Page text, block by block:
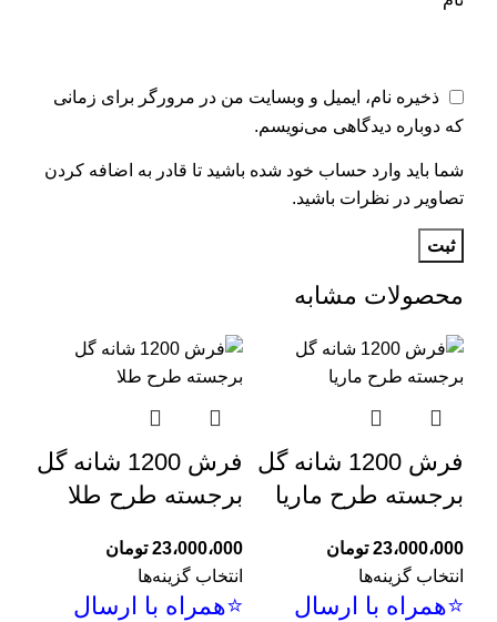
ذخیره نام، ایمیل و وبسایت من در مرورگر برای زمانی
که دوباره دیدگاهی می‌نویسم.
شما باید وارد حساب خود شده باشید تا قادر به اضافه کردن
تصاویر در نظرات باشید.
محصولات مشابه
فرش 1200 شانه گل
برجسته طرح ماریا
23،000،000 تومان
انتخاب گزینه‌ها
⭐همراه با ارسال
فرش 1200 شانه گل
برجسته طرح طلا
23،000،000 تومان
انتخاب گزینه‌ها
⭐همراه با ارسال